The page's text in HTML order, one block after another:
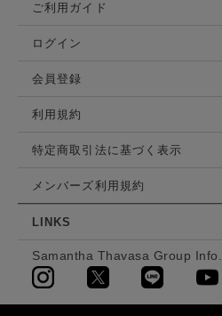
ご利用ガイド
ログイン
会員登録
利用規約
特定商取引法に基づく表示
メンバーズ利用規約
LINKS
Samantha Thavasa Group Info.